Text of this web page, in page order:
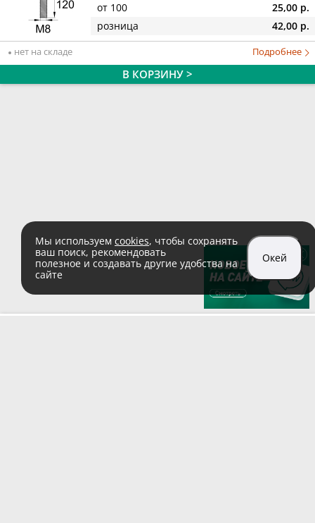
от 100
25,00 р.
розница
42,00 р.
нет на складе Подробнее
В КОРЗИНУ >
Мы используем cookies, чтобы сохранять
ваш поиск, рекомендовать
полезное и создавать другие удобства на
сайте
Окей